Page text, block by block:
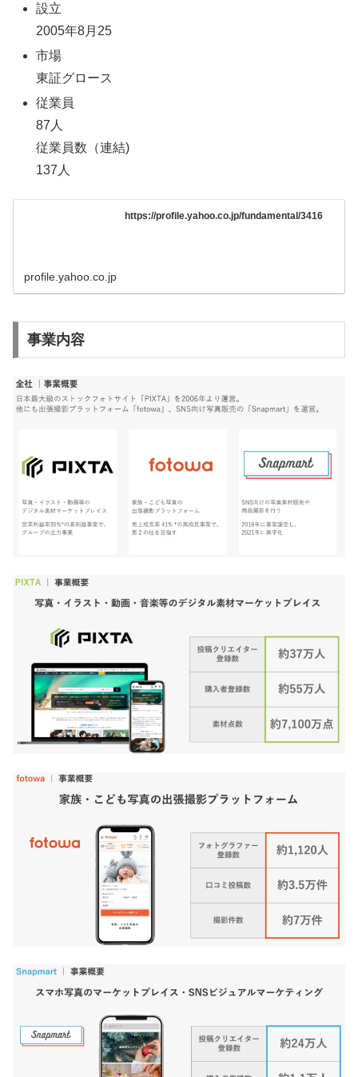
設立
2005年8月25
市場
東証グロース
従業員
87人
従業員数（連結)
137人
https://profile.yahoo.co.jp/fundamental/3416
profile.yahoo.co.jp
事業内容